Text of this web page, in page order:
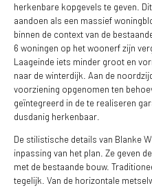
herkenbare kopgevels te geven.
aandoen als een massief
binnen de context van de
6 woningen op het woonerf zijn
Laageinde iets minder groot en
naar de winterdijk. Aan de
voorziening opgenomen ten
geïntegreerd in de te realiseren
dusdanig herkenbaar.
De stilistische details van Blanke
inpassing van het plan. Ze geven
met de bestaande bouw.
tegelijk. Van de horizontale